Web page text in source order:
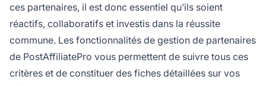
ces partenaires, il est donc essentiel qu’ils soient
réactifs, collaboratifs et investis dans la réussite
commune. Les fonctionnalités de gestion de partenaires
de PostAffiliatePro vous permettent de suivre tous ces
critères et de constituer des fiches détaillées sur vos